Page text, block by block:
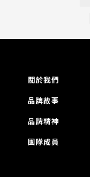
關於我們
品牌故事
品牌精神
團隊成員